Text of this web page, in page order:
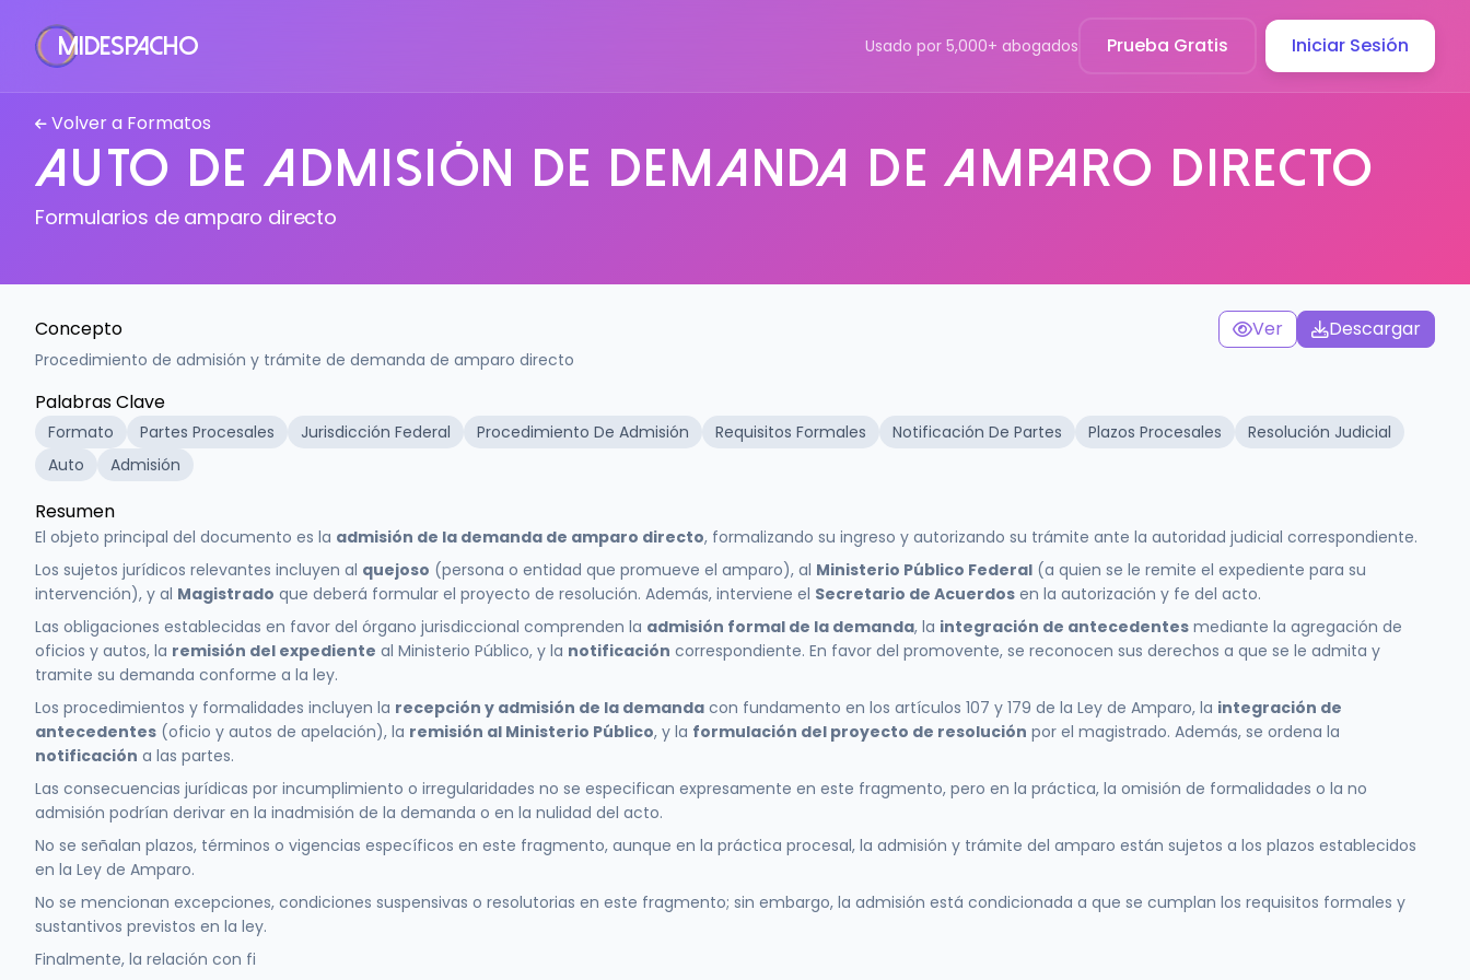
MiDespacho Usado por 5,000+ abogados Prueba Gratis Iniciar Sesión
Volver a Formatos
Auto de Admisión de Demanda de Amparo Directo
Formularios de amparo directo
Concepto Ver Descargar
Procedimiento de admisión y trámite de demanda de amparo directo
Palabras Clave
Formato Partes Procesales Jurisdicción Federal Procedimiento De Admisión Requisitos Formales Notificación De Partes Plazos Procesales
Resolución Judicial
Auto
Admisión
Resumen
El objeto principal del documento es la admisión de la demanda de amparo directo, formalizando su ingreso y autorizando su trámite ante la autoridad judicial correspondiente.
Los sujetos jurídicos relevantes incluyen al quejoso (persona o entidad que promueve el amparo), al Ministerio Público Federal (a quien se le remite el expediente para su
intervención), y al Magistrado que deberá formular el proyecto de resolución. Además, interviene el Secretario de Acuerdos en la autorización y fe del acto.
Las obligaciones establecidas en favor del órgano jurisdiccional comprenden la admisión formal de la demanda, la integración de antecedentes mediante la agregación de
oficios y autos, la remisión del expediente al Ministerio Público, y la notificación correspondiente. En favor del promovente, se reconocen sus derechos a que se le admita y
tramite su demanda conforme a la ley.
Los procedimientos y formalidades incluyen la recepción y admisión de la demanda con fundamento en los artículos 107 y 179 de la Ley de Amparo, la integración de
antecedentes (oficio y autos de apelación), la remisión al Ministerio Público, y la formulación del proyecto de resolución por el magistrado. Además, se ordena la
notificación a las partes.
Las consecuencias jurídicas por incumplimiento o irregularidades no se especifican expresamente en este fragmento, pero en la práctica, la omisión de formalidades o la no
admisión podrían derivar en la inadmisión de la demanda o en la nulidad del acto.
No se señalan plazos, términos o vigencias específicos en este fragmento, aunque en la práctica procesal, la admisión y trámite del amparo están sujetos a los plazos establecidos
en la Ley de Amparo.
No se mencionan excepciones, condiciones suspensivas o resolutorias en este fragmento; sin embargo, la admisión está condicionada a que se cumplan los requisitos formales y
sustantivos previstos en la ley.
Finalmente, la relación con fi